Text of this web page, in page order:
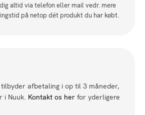
altid via telefon eller mail vedr. mere
på netop dét produkt du har købt.
afbetaling i op til 3 måneder,
i Nuuk. Kontakt os her for yderligere